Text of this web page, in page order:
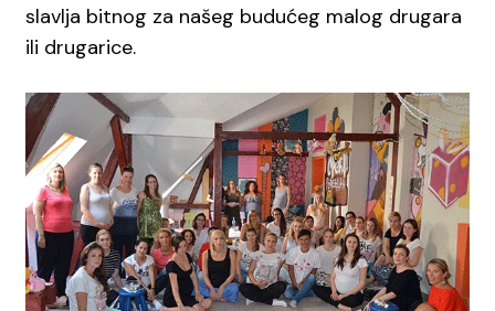
slavlja bitnog za našeg budućeg malog drugara
ili drugarice.